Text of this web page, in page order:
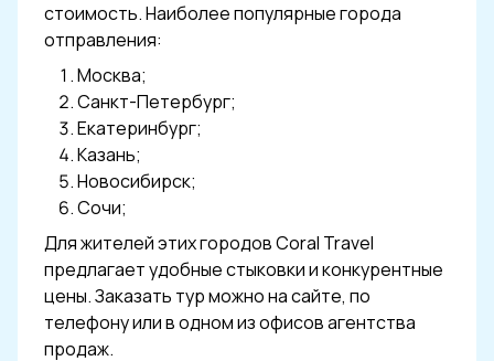
стоимость. Наиболее популярные города
отправления:
Москва;
Санкт-Петербург;
Екатеринбург;
Казань;
Новосибирск;
Сочи;
Для жителей этих городов Coral Travel
предлагает удобные стыковки и конкурентные
цены. Заказать тур можно на сайте, по
телефону или в одном из офисов агентства
продаж.